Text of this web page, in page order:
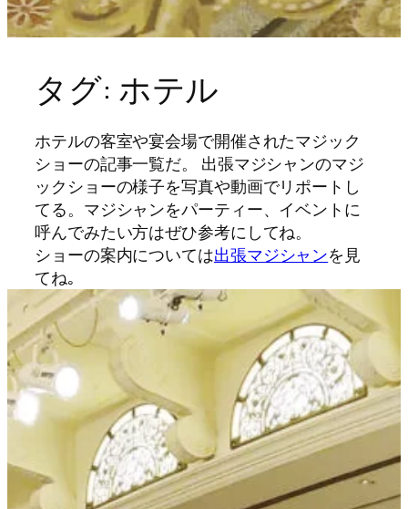
タグ: ホテル
ホテルの客室や宴会場で開催されたマジック
ショーの記事一覧だ。 出張マジシャンのマジ
ックショーの様子を写真や動画でリポートし
てる。マジシャンをパーティー、イベントに
呼んでみたい方はぜひ参考にしてね。
ショーの案内については出張マジシャンを見
てね｡